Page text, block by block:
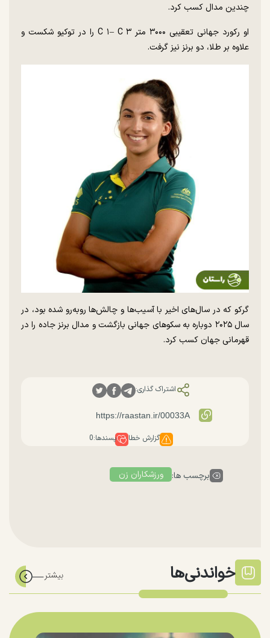
چندین مدال کسب کرد.
او رکورد جهانی تعقیبی ۳۰۰۰ متر C ۱– C ۳ را در توکیو شکست و
علاوه بر طلا، دو برنز نیز گرفت.
گرکو که در سال‌های اخیر با آسیب‌ها و چالش‌ها روبه‌رو شده بود، در
سال ۲۰۲۵ دوباره به سکو‌های جهانی بازگشت و مدال برنز جاده را در
قهرمانی جهان کسب کرد.
اشتراک گذاری:
گزارش خطا پسندها:0
برچسب ها: ورزشکاران زن
خواندنی‌ها